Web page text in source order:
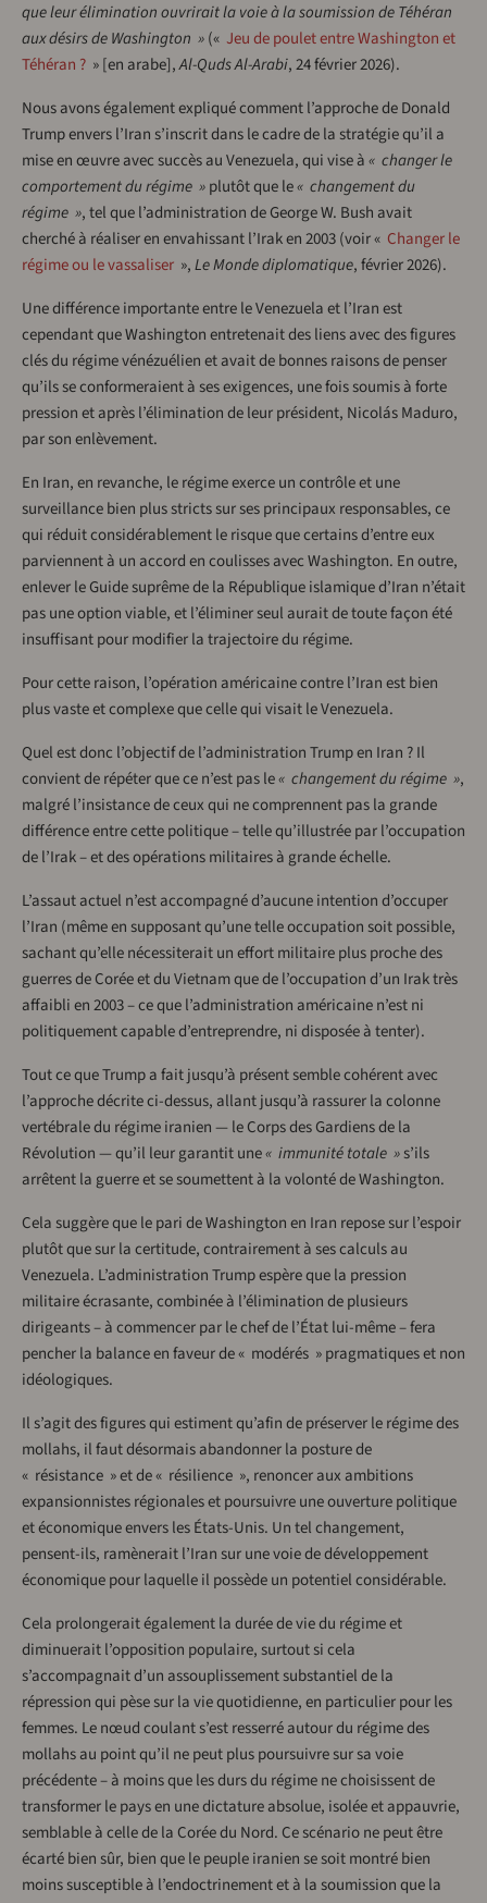
que leur élimination ouvrirait la voie à la soumission de Téhéran
aux désirs de Washington »(« Jeu de poulet entre Washington et
Téhéran ? » [en arabe],Al-Quds Al-Arabi, 24 février 2026).
Nous avons également expliqué comment l’approche de Donald
Trump envers l’Iran s’inscrit dans le cadre de la stratégie qu’il a
mise en œuvre avec succès au Venezuela, qui vise à« changer le
comportement du régime »plutôt que le« changement du
régime », tel que l’administration de George W. Bush avait
cherché à réaliser en envahissant l’Irak en 2003 (voir « Changer le
régime ou le vassaliser »,Le Monde diplomatique, février 2026).
Une différence importante entre le Venezuela et l’Iran est
cependant que Washington entretenait des liens avec des figures
clés du régime vénézuélien et avait de bonnes raisons de penser
qu’ils se conformeraient à ses exigences, une fois soumis à forte
pression et après l’élimination de leur président, Nicolás Maduro,
par son enlèvement.
En Iran, en revanche, le régime exerce un contrôle et une
surveillance bien plus stricts sur ses principaux responsables, ce
qui réduit considérablement le risque que certains d’entre eux
parviennent à un accord en coulisses avec Washington. En outre,
enlever le Guide suprême de la République islamique d’Iran n’était
pas une option viable, et l’éliminer seul aurait de toute façon été
insuffisant pour modifier la trajectoire du régime.
Pour cette raison, l’opération américaine contre l’Iran est bien
plus vaste et complexe que celle qui visait le Venezuela.
Quel est donc l’objectif de l’administration Trump en Iran ? Il
convient de répéter que ce n’est pas le« changement du régime »,
malgré l’insistance de ceux qui ne comprennent pas la grande
différence entre cette politique – telle qu’illustrée par l’occupation
de l’Irak – et des opérations militaires à grande échelle.
L’assaut actuel n’est accompagné d’aucune intention d’occuper
l’Iran (même en supposant qu’une telle occupation soit possible,
sachant qu’elle nécessiterait un effort militaire plus proche des
guerres de Corée et du Vietnam que de l’occupation d’un Irak très
affaibli en 2003 – ce que l’administration américaine n’est ni
politiquement capable d’entreprendre, ni disposée à tenter).
Tout ce que Trump a fait jusqu’à présent semble cohérent avec
l’approche décrite ci-dessus, allant jusqu’à rassurer la colonne
vertébrale du régime iranien — le Corps des Gardiens de la
Révolution — qu’il leur garantit une« immunité totale »s’ils
arrêtent la guerre et se soumettent à la volonté de Washington.
Cela suggère que le pari de Washington en Iran repose sur l’espoir
plutôt que sur la certitude, contrairement à ses calculs au
Venezuela. L’administration Trump espère que la pression
militaire écrasante, combinée à l’élimination de plusieurs
dirigeants – à commencer par le chef de l’État lui-même – fera
pencher la balance en faveur de « modérés » pragmatiques et non
idéologiques.
Il s’agit des figures qui estiment qu’afin de préserver le régime des
mollahs, il faut désormais abandonner la posture de
« résistance » et de « résilience », renoncer aux ambitions
expansionnistes régionales et poursuivre une ouverture politique
et économique envers les États-Unis. Un tel changement,
pensent-ils, ramènerait l’Iran sur une voie de développement
économique pour laquelle il possède un potentiel considérable.
Cela prolongerait également la durée de vie du régime et
diminuerait l’opposition populaire, surtout si cela
s’accompagnait d’un assouplissement substantiel de la
répression qui pèse sur la vie quotidienne, en particulier pour les
femmes. Le nœud coulant s’est resserré autour du régime des
mollahs au point qu’il ne peut plus poursuivre sur sa voie
précédente – à moins que les durs du régime ne choisissent de
transformer le pays en une dictature absolue, isolée et appauvrie,
semblable à celle de la Corée du Nord. Ce scénario ne peut être
écarté bien sûr, bien que le peuple iranien se soit montré bien
moins susceptible à l’endoctrinement et à la soumission que la